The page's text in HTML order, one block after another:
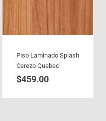
Piso Laminado Splash
Cerezo Quebec
$459.00